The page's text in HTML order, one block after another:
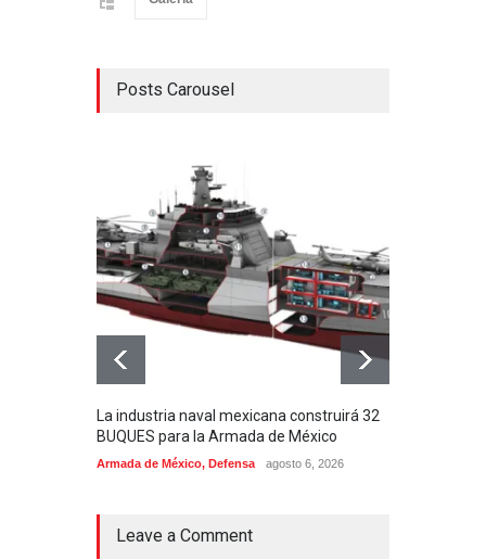
Posts Carousel
La industria naval mexicana construirá 32
BUQUES para la Armada de México
Armada de México, Defensa agosto 6, 2026
Leave a Comment